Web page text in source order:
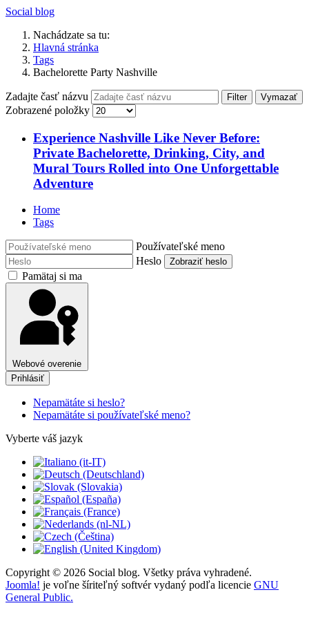
Social blog
Nachádzate sa tu:
Hlavná stránka
Tags
Bachelorette Party Nashville
Zadajte časť názvu Filter Vymazať
Zobrazené položky
Experience Nashville Like Never Before:
Private Bachelorette, Drinking, City, and
Mural Tours Rolled into One Unforgettable
Adventure
Home
Tags
Používateľské meno
Heslo
Zobraziť heslo
Pamätaj si ma
Webové overenie
Prihlásiť
Nepamätáte si heslo?
Nepamätáte si používateľské meno?
Vyberte váš jazyk
Copyright © 2026 Social blog. Všetky práva vyhradené.
Joomla! je voľne šíriteľný softvér vydaný podľa licencie GNU
General Public.